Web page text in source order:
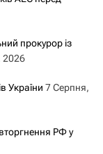
прокурор із
2026
України 7 Серпня,
РФ у